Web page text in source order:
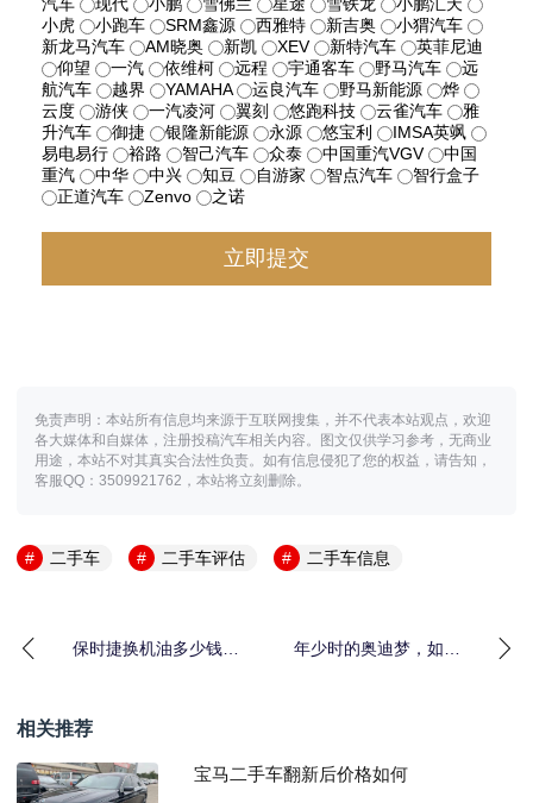
小虎
小跑车 SRM鑫源 西雅特 新吉奥
小猬汽车
新龙马汽车
AM晓奥 新凯 XEV 新特汽车
英菲尼迪
仰望
一汽 依维柯 远程 宇通客车 野马汽车
远
航汽车
越界 YAMAHA 运良汽车 野马新能源
烨
云度
游侠 一汽凌河 翼刻 悠跑科技 云雀汽车
雅
升汽车
御捷 银隆新能源 永源 悠宝利
IMSA英飒
易电易行
裕路 智己汽车 众泰 中国重汽VGV
中国
重汽
中华 中兴 知豆 自游家 智点汽车
智行盒子
正道汽车
Zenvo 之诺
免责声明：本站所有信息均来源于互联网搜集，并不代表本站观点，欢迎
各大媒体和自媒体，注册投稿汽车相关内容。图文仅供学习参考，无商业
用途，本站不对其真实合法性负责。如有信息侵犯了您的权益，请告知，
客服QQ：3509921762，本站将立刻删除。
二手车 二手车评估 二手车信息
保时捷换机油多少钱，
年少时的奥迪梦，如今
相关推荐
宝马二手车翻新后价格如何